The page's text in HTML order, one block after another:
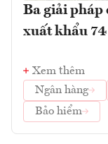
Ba giải pháp
xuất khẩu
Xem thêm
Ngân hàng
Bảo hiểm